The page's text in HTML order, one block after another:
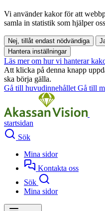
Vi använder kakor för att
samla in statistik som hjälper
Nej, tillåt endast nödvändiga
Hantera inställningar
Läs mer om hur vi hanterar
Att klicka på denna knapp
ska börja gälla.
Gå till huvudinnehålletGå till
startsidan
Sök
Mina sidor
Kontakta oss
Sök
Mina sidor